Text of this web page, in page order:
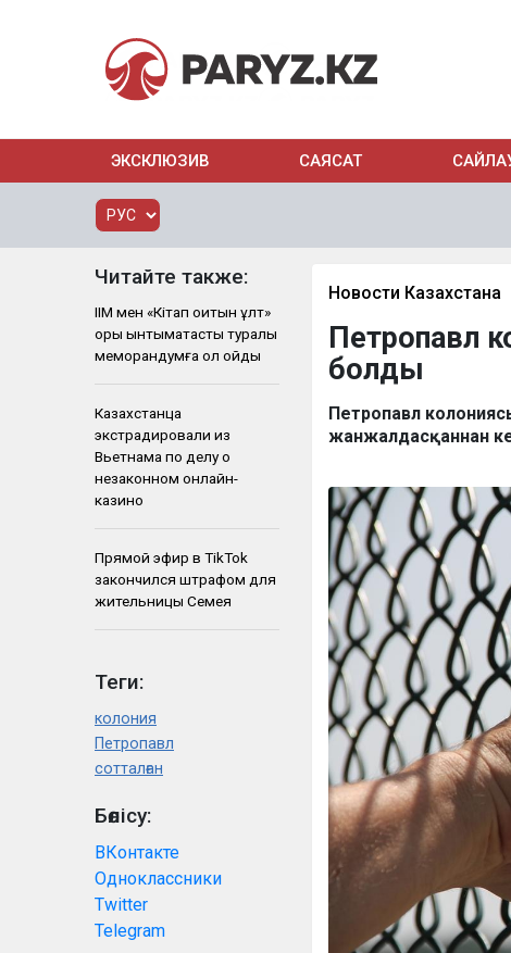
ЭКСКЛЮЗИВ САЯСАТ
Читайте также:
ІІМ мен «Кітап оқитын ұлт»
қоры ынтымақтастық туралы
меморандумға қол қойды
Казахстанца
экстрадировали из
Вьетнама по делу о
незаконном онлайн-
казино
Прямой эфир в TikTok
закончился штрафом для
жительницы Семея
Теги:
колония
Петропавл
сотталған
Бөлісу:
ВКонтакте
Одноклассники
Twitter
Telegram
Новости Казахстана
Петропавл
болды
Петропавл
жанжалдасқаннан